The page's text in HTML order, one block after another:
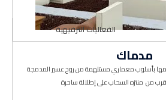
الفعاليات الترفيهية
مدماك
بأسلوب معماري مستلهمة من روح عسير المدمجة
من منتزه السحاب على إطلالة ساحرة